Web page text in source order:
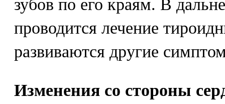
зубов по его краям. В
проводится лечение
развиваются другие
Изменения со стороны